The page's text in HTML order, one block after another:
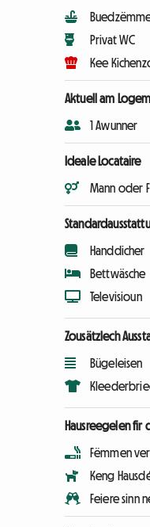
Privat WC
Kee
Aktuell am
1 Awunner
Ideale Locataire
Mann oder
Handdicher
Bettwäsche
Televisioun
Zousätzlech
Bügeleisen
Hausreegelen fir
Fëmmen
Keng
Feiere sinn